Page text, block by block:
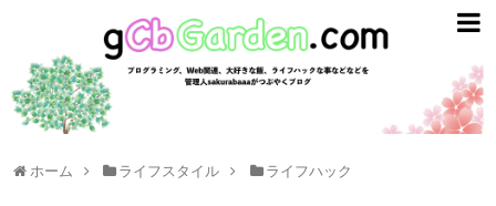
gCbGarden
ホーム ライフスタイル ライフハック
ライフスタイル
ガジェット
ライフハック